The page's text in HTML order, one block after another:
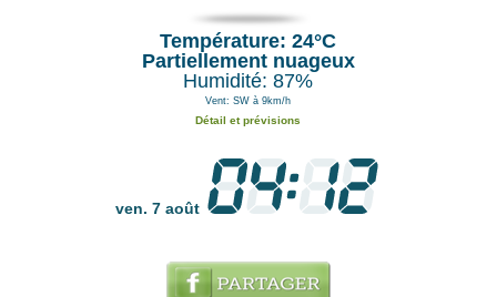
Température: 24°C
Partiellement nuageux
Humidité: 87%
Vent: SW à 9km/h
Détail et prévisions
ven. 7 août